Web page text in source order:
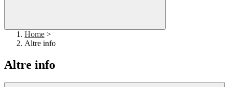
Home >
Altre info
Altre info